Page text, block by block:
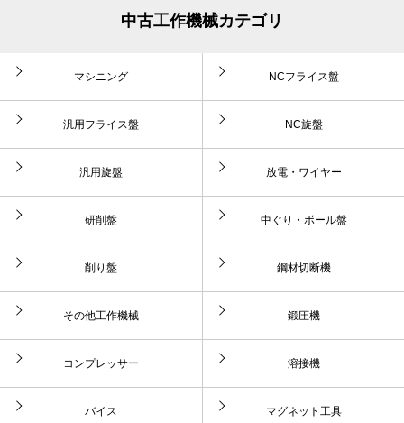
中古工作機械カテゴリ
マシニング NCフライス盤
汎用フライス盤 NC旋盤
汎用旋盤 放電・ワイヤー
研削盤 中ぐり・ボール盤
削り盤 鋼材切断機
その他工作機械 鍛圧機
コンプレッサー 溶接機
バイス マグネット工具